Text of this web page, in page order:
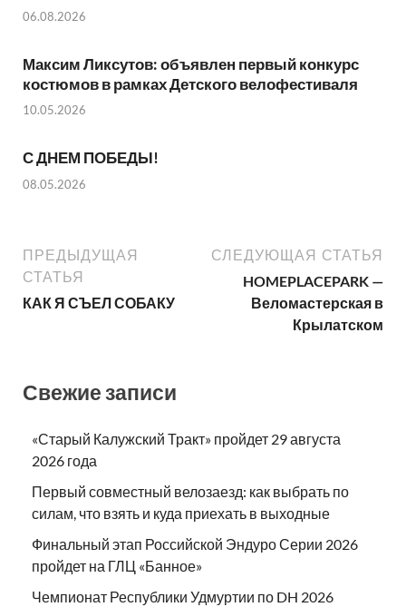
06.08.2026
Максим Ликсутов: объявлен первый конкурс
костюмов в рамках Детского велофестиваля
10.05.2026
С ДНЕМ ПОБЕДЫ!
08.05.2026
ПРЕДЫДУЩАЯ
СТАТЬЯ
КАК Я СЪЕЛ СОБАКУ
СЛЕДУЮЩАЯ СТАТЬЯ
HOMEPLACEPARK —
Веломастерская в
Крылатском
Свежие записи
«Старый Калужский Тракт» пройдет 29 августа
2026 года
Первый совместный велозаезд: как выбрать по
силам, что взять и куда приехать в выходные
Финальный этап Российской Эндуро Серии 2026
пройдет на ГЛЦ «Банное»
Чемпионат Республики Удмуртии по DH 2026